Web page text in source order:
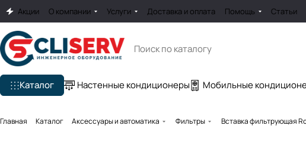
Акции О компании Услуги Доставка и оплата Помощь Статьи
Каталог Настенные кондиционеры Мобильные
Главная Каталог Аксессуары и автоматика Фильтры Вставка фильтрующая